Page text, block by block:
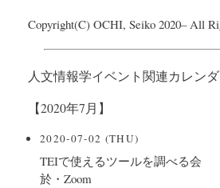
Copyright(C) OCHI, Seiko 2020– All
人文情報学イベント関連カレン
【2020年7月】
2020-07-02 (THU)
TEIで使えるツールを調べる会
於・Zoom